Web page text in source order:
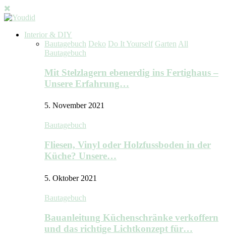
Interior & DIY
Bautagebuch Deko Do It Yourself Garten All
Bautagebuch
Mit Stelzlagern ebenerdig ins Fertighaus –
Unsere Erfahrung…
5. November 2021
Bautagebuch
Fliesen, Vinyl oder Holzfussboden in der
Küche? Unsere…
5. Oktober 2021
Bautagebuch
Bauanleitung Küchenschränke verkoffern
und das richtige Lichtkonzept für…